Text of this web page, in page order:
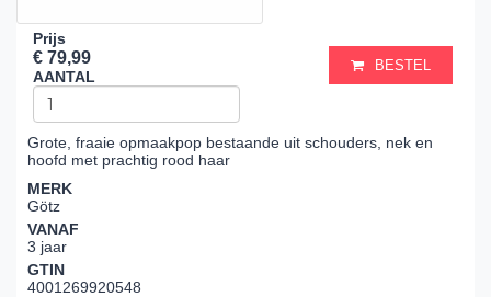
Prijs
€ 79,99
AANTAL
BESTEL
Grote, fraaie opmaakpop bestaande uit schouders, nek en
hoofd met prachtig rood haar
MERK
Götz
VANAF
3 jaar
GTIN
4001269920548